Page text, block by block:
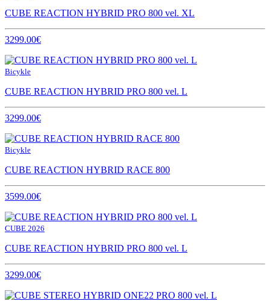
CUBE REACTION HYBRID PRO 800 vel. XL
3299.00€
Bicykle
CUBE REACTION HYBRID PRO 800 vel. L
3299.00€
Bicykle
CUBE REACTION HYBRID RACE 800
3599.00€
CUBE 2026
CUBE REACTION HYBRID PRO 800 vel. L
3299.00€